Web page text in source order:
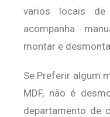
varios locais de
acompanha
montar e
Se Preferir algum
MDF, não é
departamento de